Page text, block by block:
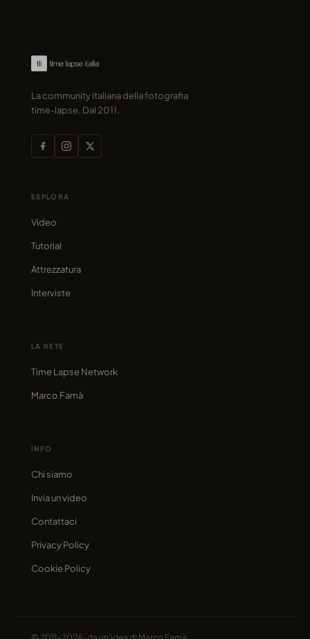
La community italiana della fotografia
time-lapse. Dal 2011.
ESPLORA
Video
Tutorial
Attrezzatura
Interviste
LA RETE
Time Lapse Network
Marco Famà
INFO
Chi siamo
Invia un video
Contattaci
Privacy Policy
Cookie Policy